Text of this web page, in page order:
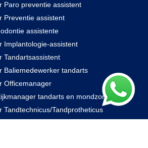
Paro preventie assistent
Preventie assistent
assistente
Implantologie-assistent
Tandartsassistent
Baliemedewerker tandarts
Officemanager
tandarts en mondzorg
Tandtechnicus/Tandprotheticus